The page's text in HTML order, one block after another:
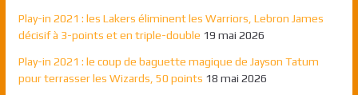
Play-in 2021 : les Lakers éliminent les Warriors, Lebron James
décisif à 3-points et en triple-double 19 mai 2026
Play-in 2021 : le coup de baguette magique de Jayson Tatum
pour terrasser les Wizards, 50 points 18 mai 2026